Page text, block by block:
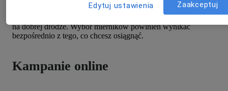
Kiedy masz już jasno określony cel działań marketingowych,
możesz zdecydować, jakie wskaźniki pomogą Ci ocenić, czy jesteś
na dobrej drodze. Wybór mierników powinien wynikać
bezpośrednio z tego, co chcesz osiągnąć.
Kampanie online
Edytuj ustawienia Zaakceptuj